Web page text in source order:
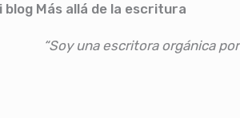
blog Más allá de la escritura
“Soy una escritora orgánica